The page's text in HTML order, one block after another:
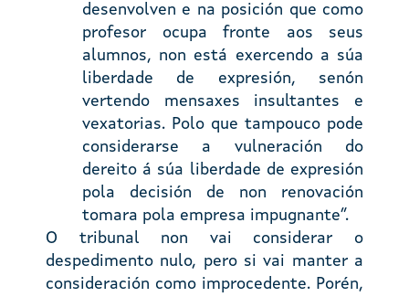
desenvolven e na posición que como
profesor ocupa fronte aos seus
alumnos, non está exercendo a súa
liberdade de expresión, senón
vertendo mensaxes insultantes e
vexatorias. Polo que tampouco pode
considerarse a vulneración do
dereito á súa liberdade de expresión
pola decisión de non renovación
tomara pola empresa impugnante”.
O tribunal non vai considerar o
despedimento nulo, pero si vai manter a
consideración como improcedente. Porén,